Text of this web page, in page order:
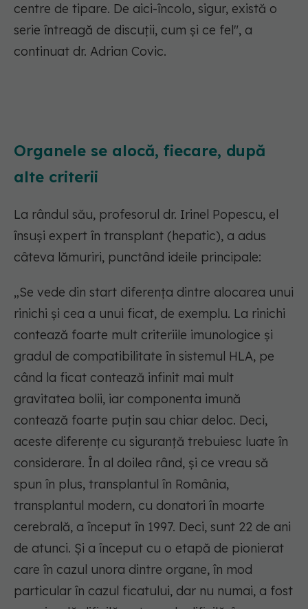
centre de tipare. De aici-încolo, sigur, există o
serie întreagă de discuții, cum și ce fel", a
continuat dr. Adrian Covic.
Organele se alocă, fiecare, după
alte criterii
La rândul său, profesorul dr. Irinel Popescu, el
însuși expert în transplant (hepatic), a adus
câteva lămuriri, punctând ideile principale:
„Se vede din start diferența dintre alocarea unui
rinichi și cea a unui ficat, de exemplu. La rinichi
contează foarte mult criteriile imunologice și
gradul de compatibilitate în sistemul HLA, pe
când la ficat contează infinit mai mult
gravitatea bolii, iar componenta imună
contează foarte puțin sau chiar deloc. Deci,
aceste diferențe cu siguranță trebuiesc luate în
considerare. În al doilea rând, și ce vreau să
spun în plus, transplantul în România,
transplantul modern, cu donatori în moarte
cerebrală, a început în 1997. Deci, sunt 22 de ani
de atunci. Și a început cu o etapă de pionierat
care în cazul unora dintre organe, în mod
particular în cazul ficatului, dar nu numai, a fost